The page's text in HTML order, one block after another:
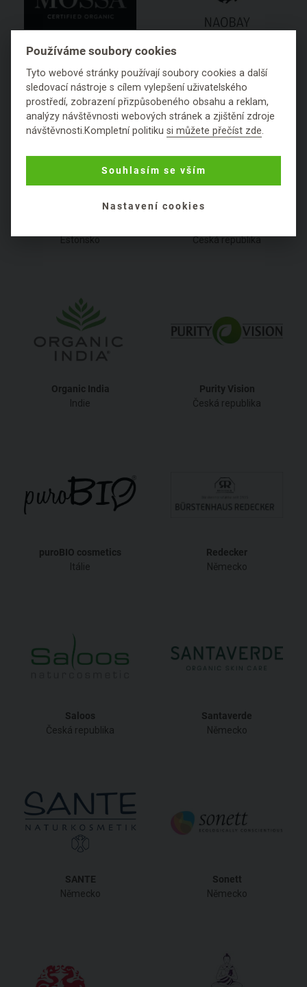
Lotyšsko
Španělsko
Estonsko
Česká republika
Organic India
Indie
Purity Vision
Česká republika
puroBIO cosmetics
Itálie
Redecker
Německo
Saloos
Česká republika
Santaverde
Německo
SANTE
Německo
Sonett
Německo
Používáme soubory cookies
Tyto webové stránky používají soubory cookies a další
sledovací nástroje s cílem vylepšení uživatelského
prostředí, zobrazení přizpůsobeného obsahu a reklam,
analýzy návštěvnosti webových stránek a zjištění zdroje
návštěvnosti.Kompletní politikusi můžete přečíst zde.
Souhlasím se vším
Nastavení cookies